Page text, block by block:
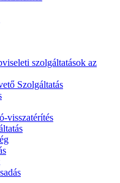
szolgáltatások az
Szolgáltatás
visszatérítés